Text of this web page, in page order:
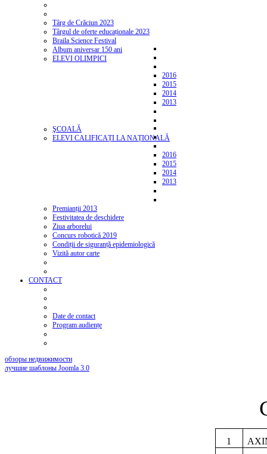
Târg de Crăciun 2023
Târgul de oferte educaționale 2023
Braila Science Festival
Album aniversar 150 ani
ELEVI OLIMPICI
2016
2015
2014
2013
ŞCOALĂ
ELEVI CALIFICAȚI LA NAȚIONALĂ
2016
2015
2014
2013
Premianții 2013
Festivitatea de deschidere
Ziua arborelui
Concurs robotică 2019
Condiții de siguranță epidemiologică
Vizită autor carte
CONTACT
Date de contact
Program audiențe
обзоры недвижимости
лучшие шаблоны Joomla 3.0
1